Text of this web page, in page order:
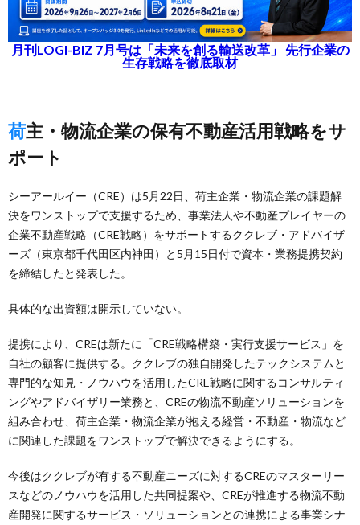
月刊LOGI-BIZ 7月号は「未来を創る輸送改革」 先行企業の
生存戦略を徹底取材
荷主・物流企業の保有不動産活用戦略をサ
ポート
シーアールイー（CRE）は5月22日、荷主企業・物流企業の課題解
決をワンストップで支援するため、事業法人や不動産プレイヤーの
企業不動産戦略（CRE戦略）をサポートするククレブ・アドバイザ
ーズ（東京都千代田区内神田）と5月15日付で資本・業務提携契約
を締結したと発表した。
具体的な出資額は開示していない。
提携により、CREは新たに「CRE戦略構築・実行支援サービス」を
自社の顧客に提供する。ククレブの独自開発したテックシステムと
専門的な知見・ノウハウを活用したCRE戦略に関するコンサルティ
ングやアドバイザリー業務と、CREの物流不動産ソリューションを
組み合わせ、荷主企業・物流企業が抱える経営・不動産・物流など
に関連した課題をワンストップで解決できるようにする。
今後はククレブが有する不動産ニーズに対するCREのマスターリー
スなどのノウハウを活用した共同提案や、CREが推進する物流不動
産開発に関するサービス・ソリューションとの連携による事業シナ